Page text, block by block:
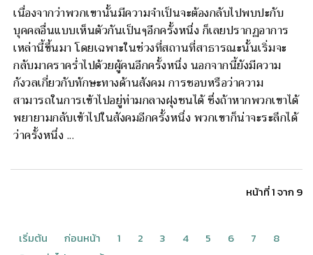
เนื่องจากว่าพวกเขานั้นมีความจำเป็นจะต้องกลับไปพบปะกับ
บุคคลอื่นแบบเห็นตัวกันเป็นๆอีกครั้งหนึ่ง ก็เลยปรากฏอาการ
เหล่านี้ขึ้นมา โดยเฉพาะในช่วงที่สถานที่สาธารณะนั้นเริ่มจะ
กลับมาคราคร่ำไปด้วยผู้คนอีกครั้งหนึ่ง นอกจากนี้ยังมีความ
กังวลเกี่ยวกับทักษะทางด้านสังคม การชอบหรือว่าความ
สามารถในการเข้าไปอยู่ท่ามกลางฝุงชนได้ ซึ่งถ้าหากพวกเขาได้
พยายามกลับเข้าไปในสังคมอีกครั้งหนึ่ง พวกเขาก็น่าจะระลึกได้
ว่าครั้งหนึ่ง ...
หน้าที่ 1 จาก 9
เริ่มต้น ก่อนหน้า 1 2 3 4 5 6 7
8